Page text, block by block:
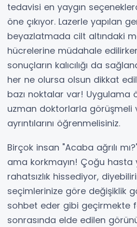
tedavisi en yaygın
öne çıkıyor. Lazerle yapılan
beyazlatmada cilt altındaki
hücrelerine müdahale
sonuçların kalıcılığı da
her ne olursa olsun dikkat
bazı noktalar var! Uygulama
uzman doktorlarla görüşmeli
ayrıntılarını öğrenmelisiniz.
Birçok insan "Acaba ağrılı
ama korkmayın! Çoğu hasta
rahatsızlık hissediyor,
seçimlerinize göre değişiklik
sohbet eder gibi geçirmekte
sonrasında elde edilen